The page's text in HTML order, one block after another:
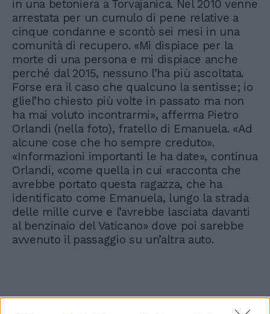
in una betoniera a Torvajanica. Nel 2010 venne
arrestata per un cumulo di pene relative a
cinque condanne e scontò sei mesi in una
comunità di recupero. «Mi dispiace per la
morte di una persona e mi dispiace anche
perché dal 2015, nessuno l’ha più ascoltata.
Forse era il caso che qualcuno la sentisse; io
gliel’ho chiesto più volte in passato ma non
ha mai voluto incontrarmi», afferma Pietro
Orlandi (nella foto), fratello di Emanuela. «Ad
alcune cose che ho sempre creduto».
«Informazioni importanti le ha date», continua
Orlandi, «come quella in cui «racconta che
avrebbe portato questa ragazza, che ha
identificato come Emanuela, lungo la strada
delle mille curve e l’avrebbe lasciata davanti
al benzinaio del Vaticano» dove poi sarebbe
avvenuto il passaggio su un’altra auto.